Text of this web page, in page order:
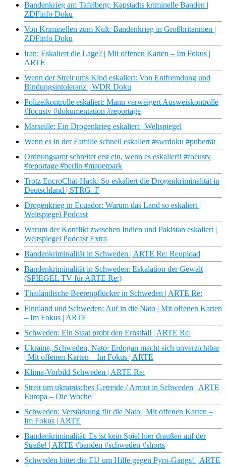
Bandenkrieg am Tafelberg: Kapstadts kriminelle Banden |
ZDFinfo Doku
Von Kriminellen zum Kult: Bandenkrieg in Großbritannien |
ZDFinfo Doku
Iran: Eskaliert die Lage? | Mit offenen Karten – Im Fokus |
ARTE
Wenn der Streit ums Kind eskaliert: Von Entfremdung und
Bindungsintoleranz | WDR Doku
Polizeikontrolle eskaliert: Mann verweigert Ausweiskontrolle
#focustv #dokumentation #reportage
Marseille: Ein Drogenkrieg eskaliert | Weltspiegel
Wenn es in der Familie schnell eskaliert #swrdoku #pubertät
Ordnungsamt schreitet erst ein, wenn es eskaliert! #focustv
#reportage #berlin #mauerpark
Trotz EncroChat-Hack: So eskaliert die Drogenkriminalität in
Deutschland | STRG_F
Drogenkrieg in Ecuador: Warum das Land so eskaliert |
Weltspiegel Podcast
Warum der Konflikt zwischen Indien und Pakistan eskaliert |
Weltspiegel Podcast Extra
Bandenkriminalität in Schweden | ARTE Re: Reupload
Bandenkriminalität in Schweden: Eskalation der Gewalt
(SPIEGEL TV für ARTE Re:)
Thailändische Beerenpflücker in Schweden | ARTE Re:
Finnland und Schweden: Auf in die Nato | Mit offenen Karten
– Im Fokus | ARTE
Schweden: Ein Staat probt den Ernstfall | ARTE Re:
Ukraine, Schweden, Nato: Erdogan macht sich unverzichtbar
| Mit offenen Karten – Im Fokus | ARTE
Klima-Vorbild Schweden | ARTE Re:
Streit um ukrainisches Getreide / Armut in Schweden | ARTE
Europa – Die Woche
Schweden: Verstärkung für die Nato | Mit offenen Karten –
Im Fokus | ARTE
Bandenkriminalität: Es ist kein Spiel hier draußen auf der
Straße! | ARTE #banden #schweden #shorts
Schweden bittet die EU um Hilfe gegen Pyro-Gangs! | ARTE